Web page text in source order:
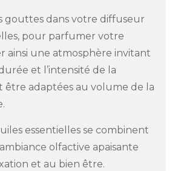
gouttes dans votre diffuseur
pour parfumer votre
ainsi une atmosphère invitant
et l’intensité de la
être adaptées au volume de la
essentielles se combinent
olfactive apaisante
et au bien être.